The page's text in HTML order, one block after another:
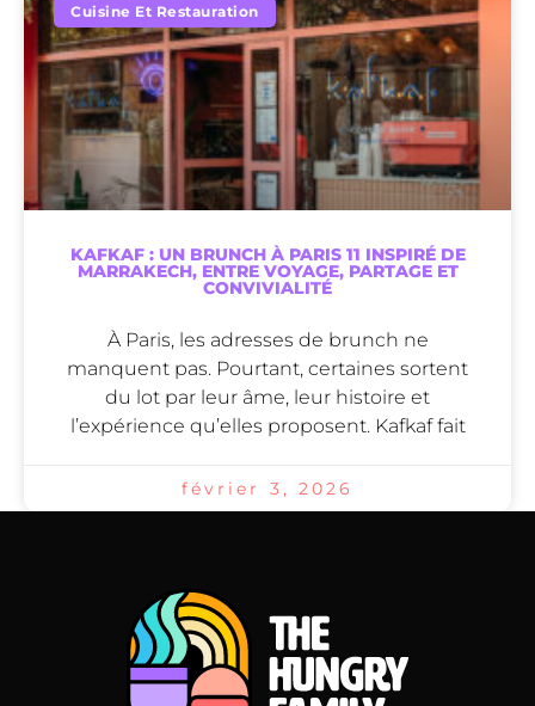
Cuisine Et Restauration
KAFKAF : UN BRUNCH À PARIS 11 INSPIRÉ DE
MARRAKECH, ENTRE VOYAGE, PARTAGE ET
CONVIVIALITÉ
À Paris, les adresses de brunch ne
manquent pas. Pourtant, certaines sortent
du lot par leur âme, leur histoire et
l’expérience qu’elles proposent. Kafkaf fait
février 3, 2026